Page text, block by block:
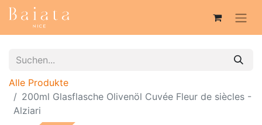
Alle Produkte
200ml Glasflasche Olivenöl Cuvée Fleur de siècles -
Alziari